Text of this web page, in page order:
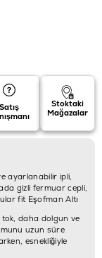
Satış
Stoktaki
Mağazalar
ayarlanabilir ipli,
gizli fermuar cepli,
fit Eşofman Altı
tok, daha dolgun ve
uzun süre
esnekliğiyle